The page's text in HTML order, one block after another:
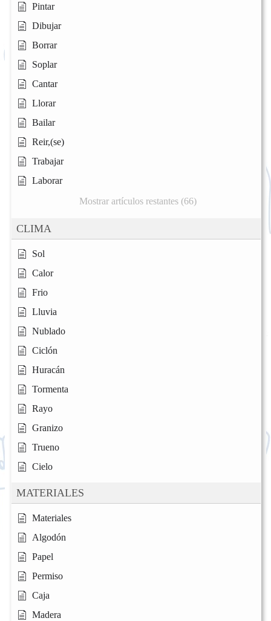
Pintar
Dibujar
Borrar
Soplar
Cantar
Llorar
Bailar
Reir,(se)
Trabajar
Laborar
Mostrar artículos restantes (66)
CLIMA
Sol
Calor
Frio
Lluvia
Nublado
Ciclón
Huracán
Tormenta
Rayo
Granizo
Trueno
Cielo
MATERIALES
Materiales
Algodón
Papel
Permiso
Caja
Madera